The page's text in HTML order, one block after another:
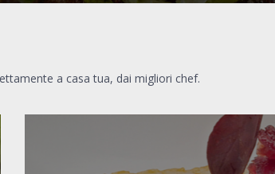
a casa tua, dai migliori chef.